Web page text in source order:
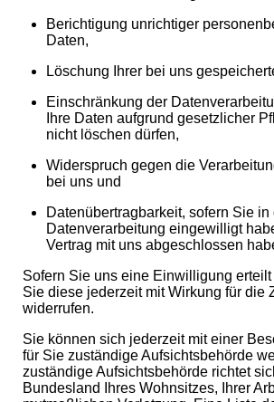
Berichtigung unrichtiger
Daten,
Löschung Ihrer bei uns
Einschränkung der
Ihre Daten aufgrund gesetzlicher
nicht löschen dürfen,
Widerspruch gegen die
bei uns und
Datenübertragbarkeit, sofern Sie in
Datenverarbeitung eingewilligt
Vertrag mit uns abgeschlossen
Sofern Sie uns eine Einwilligung
Sie diese jederzeit mit Wirkung für die
widerrufen.
Sie können sich jederzeit mit einer
für Sie zuständige Aufsichtsbehörde
zuständige Aufsichtsbehörde richtet
Bundesland Ihres Wohnsitzes, Ihrer